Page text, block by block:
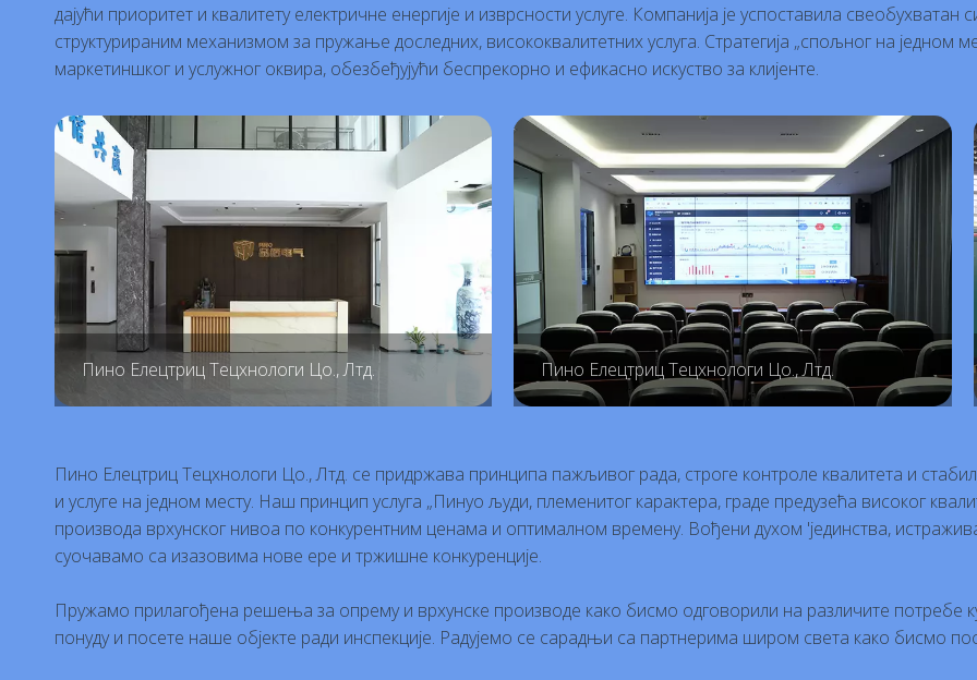
дајући приоритет и квалитету електричне енергије и изврсности услуге. Компанија је успоставила свеобухватан
структурираним механизмом за пружање доследних, висококвалитетних услуга. Стратегија „спољног на једном
маркетиншког и услужног оквира, обезбеђујући беспрекорно и ефикасно искуство за клијенте.
Пино Елецтриц Тецхнологи Цо., Лтд. Пино Елецтриц Тецхнологи Цо., Лтд.
Пино Елецтриц Тецхнологи Цо., Лтд. се придржава принципа пажљивог рада, строге контроле квалитета и
и услуге на једном месту. Наш принцип услуга „Пинуо људи, племенитог карактера, граде предузећа високог
производа врхунског нивоа по конкурентним ценама и оптималном времену. Вођени духом 'јединства,
суочавамо са изазовима нове ере и тржишне конкуренције.
Пружамо прилагођена решења за опрему и врхунске производе како бисмо одговорили на различите
понуду и посете наше објекте ради инспекције. Радујемо се сарадњи са партнерима широм света како бисмо